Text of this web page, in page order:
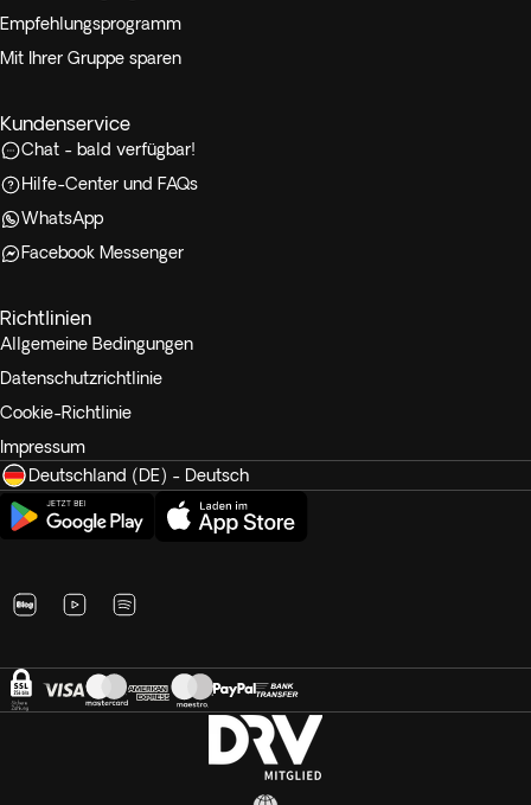
Empfehlungsprogramm
Mit Ihrer Gruppe sparen
Kundenservice
Chat - bald verfügbar!
Hilfe-Center und FAQs
WhatsApp
Facebook Messenger
Richtlinien
Allgemeine Bedingungen
Datenschutzrichtlinie
Cookie-Richtlinie
Impressum
Deutschland (DE) - Deutsch